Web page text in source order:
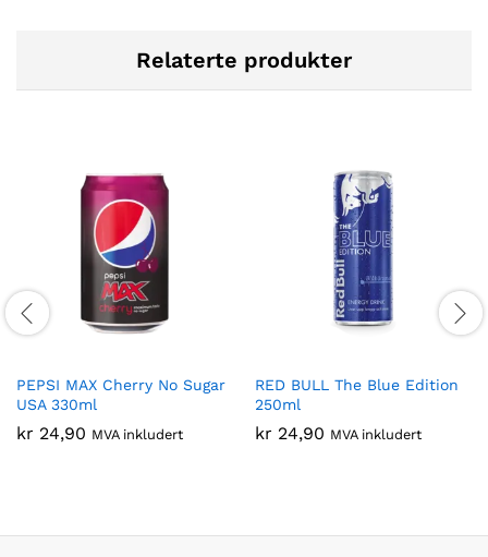
Relaterte produkter
PEPSI MAX Cherry No Sugar
USA 330ml
kr 24,90 MVA inkludert
RED BULL The Blue Edition
250ml
kr 24,90 MVA inkludert